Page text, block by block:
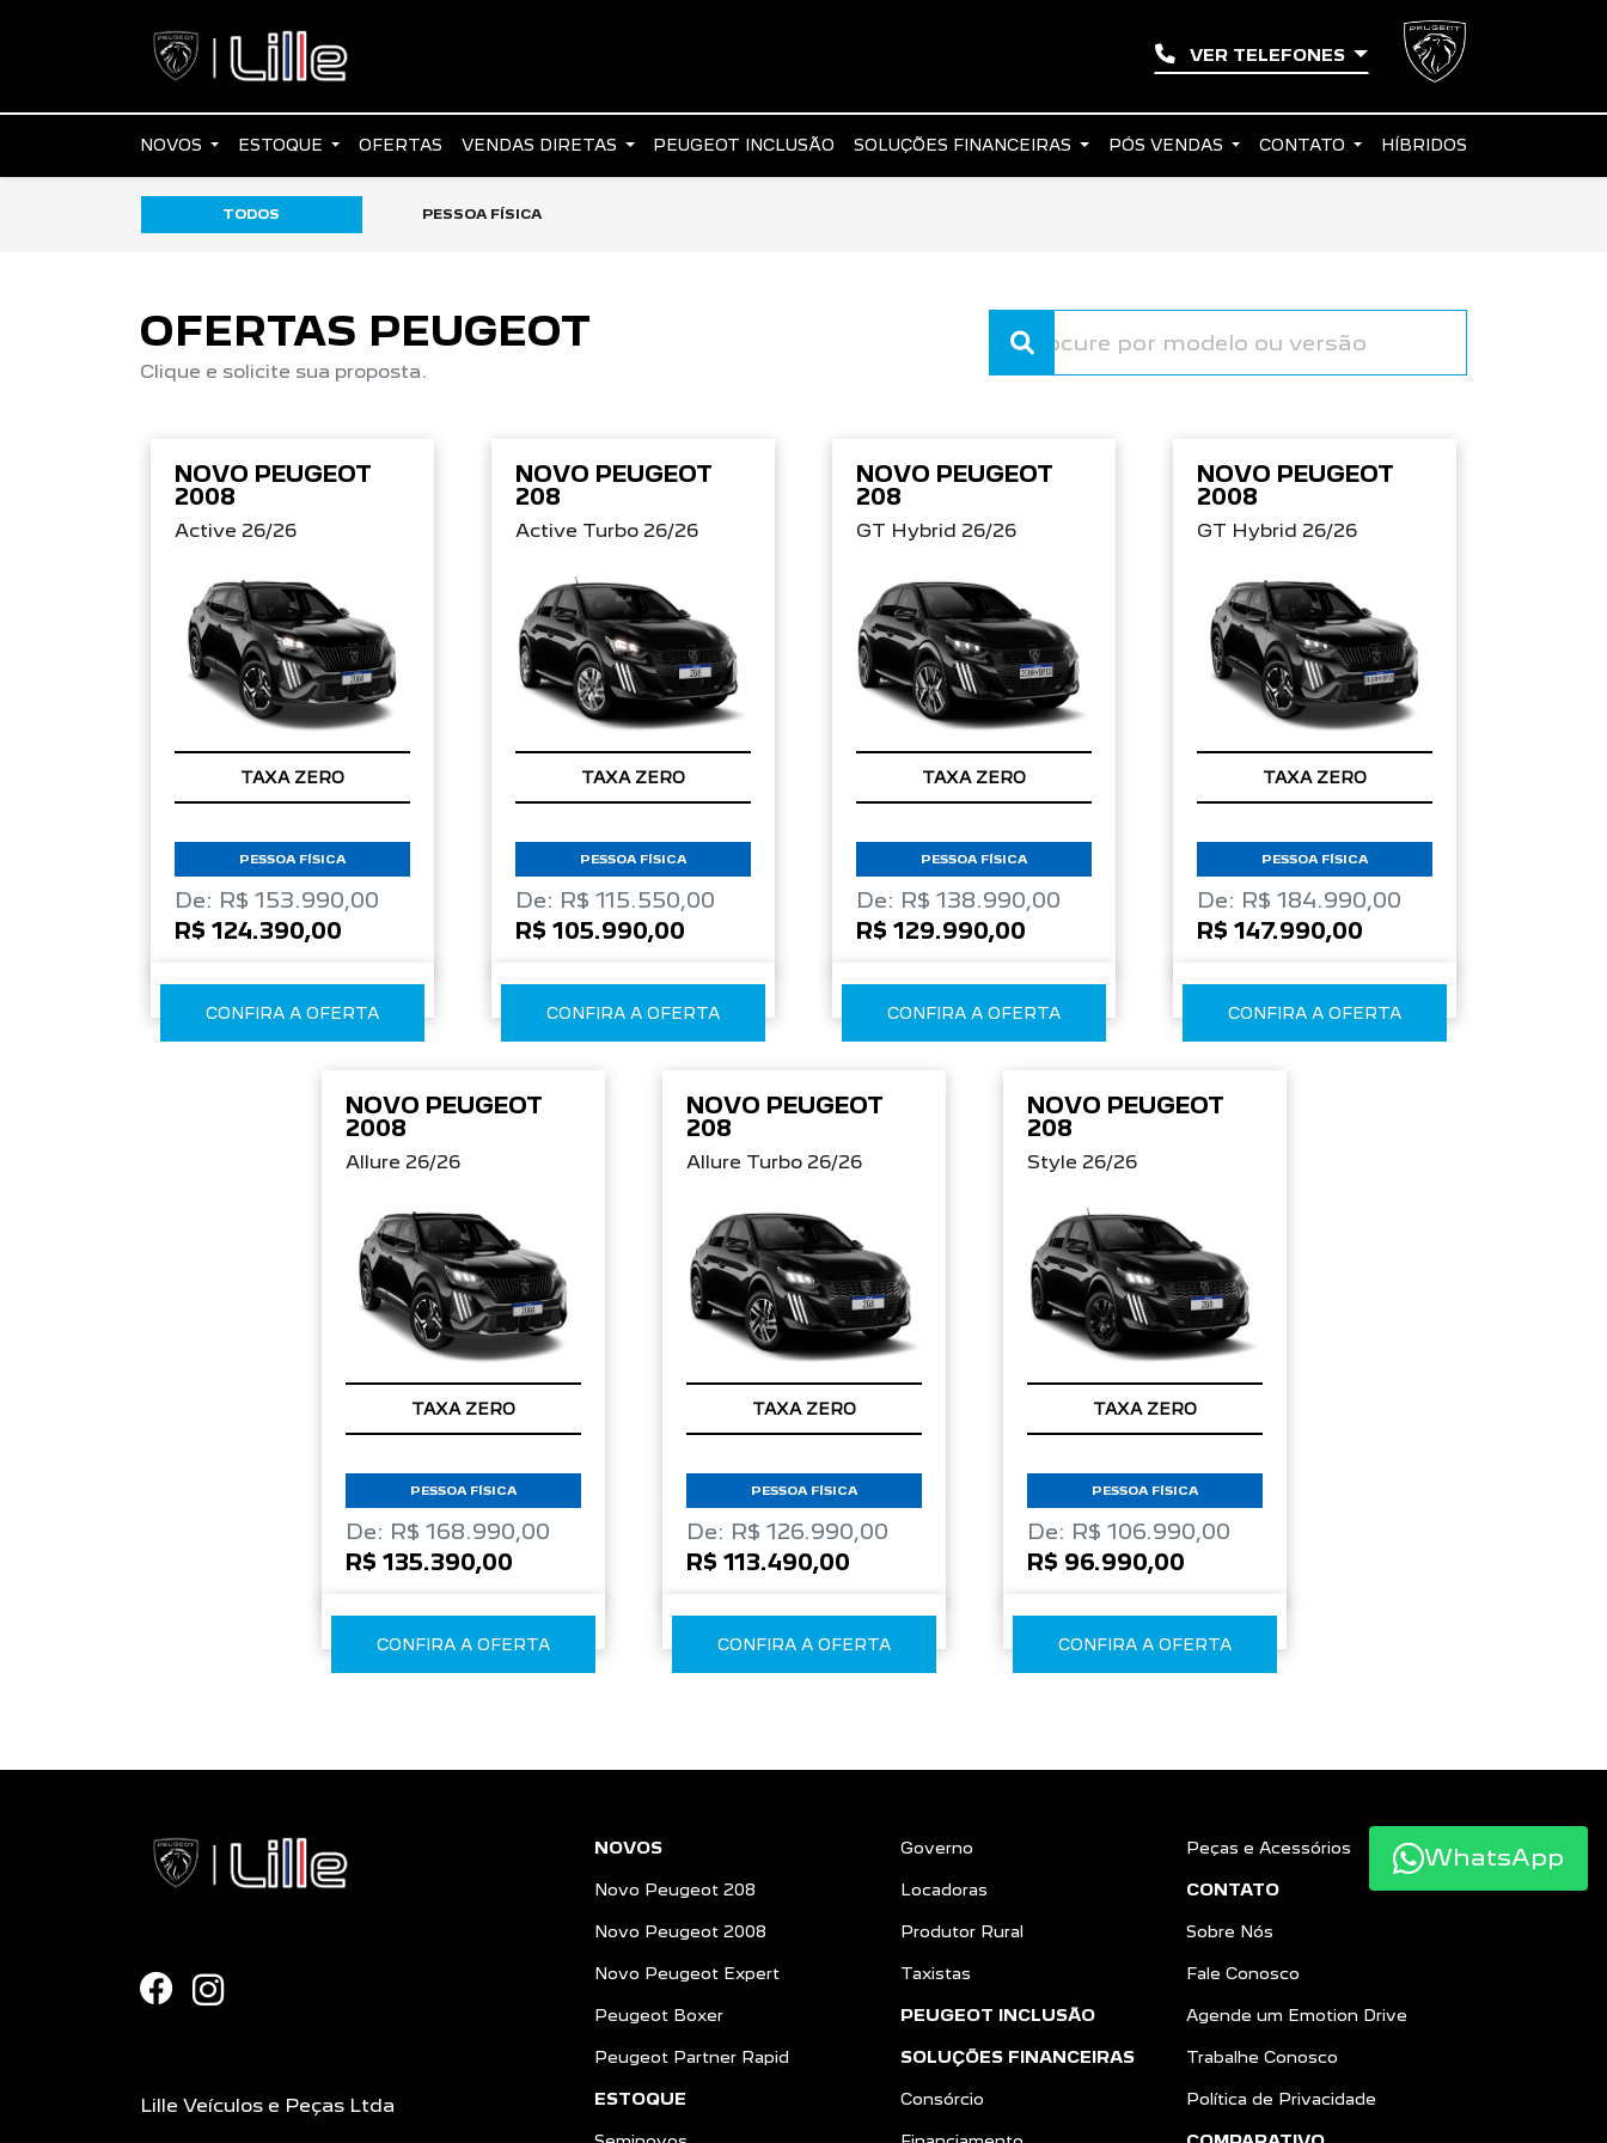
VER TELEFONES
NOVOS ESTOQUE OFERTAS VENDAS DIRETAS PEUGEOT INCLUSÃO SOLUÇÕES FINANCEIRAS PÓS VENDAS CONTATO HÍBRIDOS
TODOS PESSOA FÍSICA
OFERTAS PEUGEOT
Clique e solicite sua proposta.
NOVO PEUGEOT
2008
Active 26/26
TAXA ZERO
PESSOA FÍSICA
De: R$ 153.990,00
R$ 124.390,00
CONFIRA A OFERTA
NOVO PEUGEOT
208
Active Turbo 26/26
TAXA ZERO
PESSOA FÍSICA
De: R$ 115.550,00
R$ 105.990,00
CONFIRA A OFERTA
NOVO PEUGEOT
208
GT Hybrid 26/26
TAXA ZERO
PESSOA FÍSICA
De: R$ 138.990,00
R$ 129.990,00
CONFIRA A OFERTA
NOVO PEUGEOT
2008
GT Hybrid 26/26
TAXA ZERO
PESSOA FÍSICA
De: R$ 184.990,00
R$ 147.990,00
CONFIRA A OFERTA
NOVO PEUGEOT
2008
Allure 26/26
TAXA ZERO
PESSOA FÍSICA
De: R$ 168.990,00
R$ 135.390,00
CONFIRA A OFERTA
NOVO PEUGEOT
208
Allure Turbo 26/26
TAXA ZERO
PESSOA FÍSICA
De: R$ 126.990,00
R$ 113.490,00
CONFIRA A OFERTA
NOVO PEUGEOT
208
Style 26/26
TAXA ZERO
PESSOA FÍSICA
De: R$ 106.990,00
R$ 96.990,00
CONFIRA A OFERTA
Lille Veículos e Peças Ltda
NOVOS
Novo Peugeot 208
Novo Peugeot 2008
Novo Peugeot Expert
Peugeot Boxer
Peugeot Partner Rapid
ESTOQUE
Governo
Locadoras
Produtor Rural
Taxistas
PEUGEOT INCLUSÃO
SOLUÇÕES FINANCEIRAS
Consórcio
Peças e Acessórios
CONTATO
Sobre Nós
Fale Conosco
Agende um Emotion Drive
Trabalhe Conosco
Política de Privacidade
WhatsApp